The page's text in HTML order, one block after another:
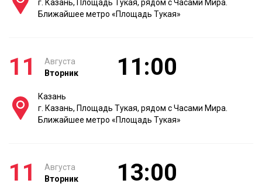
г. Казань, Площадь Тукая, рядом с Часами Мира.
Ближайшее метро «Площадь Тукая»
11
Августа
Вторник
11:00
Казань
г. Казань, Площадь Тукая, рядом с Часами Мира.
Ближайшее метро «Площадь Тукая»
11
Августа
Вторник
13:00